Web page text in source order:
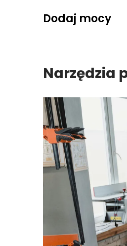
Dodaj mocy
Narzędzia